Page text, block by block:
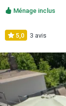
Ménage inclus
5,0 3 avis